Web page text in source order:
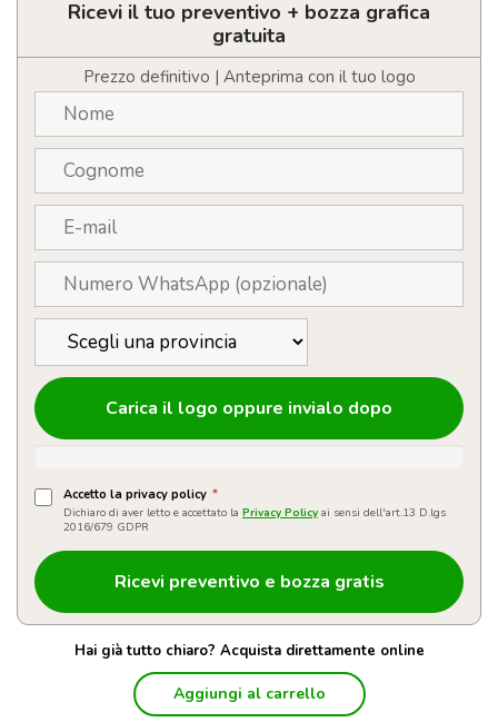
Ricevi il tuo preventivo + bozza grafica
gratuita
Prezzo definitivo | Anteprima con il tuo logo
Carica il logo oppure invialo dopo
Accetto la privacy policy *
Dichiaro di aver letto e accettato la Privacy Policy ai sensi dell'art.13 D.lgs
2016/679 GDPR
Hai già tutto chiaro? Acquista direttamente online
Aggiungi al carrello